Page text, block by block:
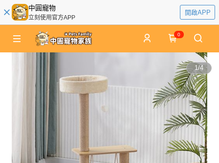
中圓寵物
立刻使用官方APP
開啟APP
0
1/4